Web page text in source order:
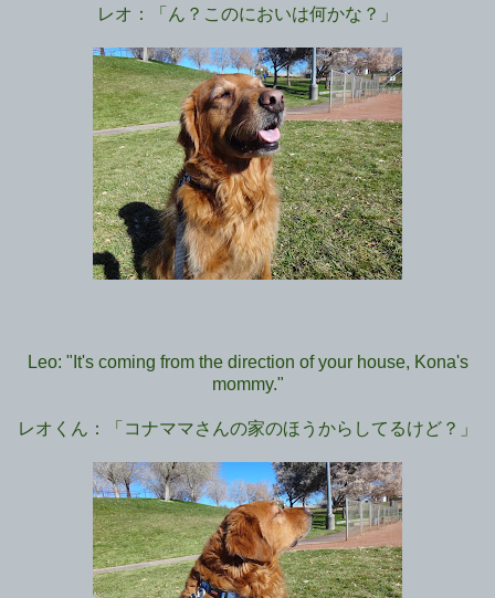
レオ：「ん？このにおいは何かな？」
Leo: "It's coming from the direction of your house, Kona's
mommy."
レオくん：「コナママさんの家のほうからしてるけど？」